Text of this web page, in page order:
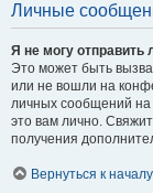
Личные
Я не могу
Это может быть
или не вошли на
личных сообщений
это вам лично.
получения
Вернуться к началу